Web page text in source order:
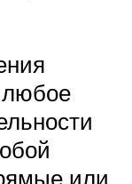
любое
или